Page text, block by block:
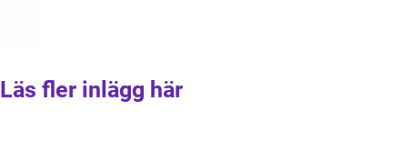
Läs fler inlägg här